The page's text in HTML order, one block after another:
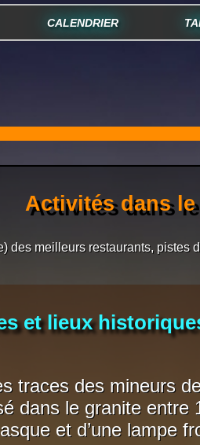
CALENDRIER
Activités dans
des meilleurs restaurants,
et lieux
traces des mineurs
dans le granite entre
et d’une